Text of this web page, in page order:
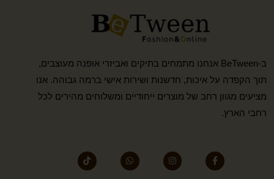
ב-BeTween אנחנו מתמחים בתיקים ואביזרי אופנה מעוצבים,
תוך הקפדה על איכות, חדשנות ושירות אישי ברמה גבוהה. אנו
מציעים מגוון רחב של מוצרים ייחודיים ומשלוחים מהירים לכל
רחבי הארץ.